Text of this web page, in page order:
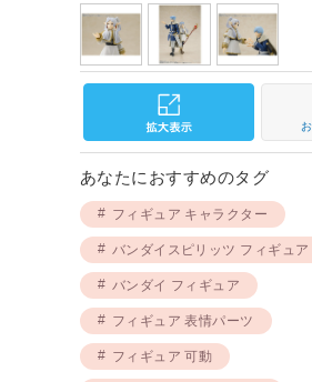
あなたにおすすめのタグ
フィギュア キャラクター
バンダイスピリッツ フィギュア
バンダイ フィギュア
フィギュア 表情パーツ
フィギュア 可動